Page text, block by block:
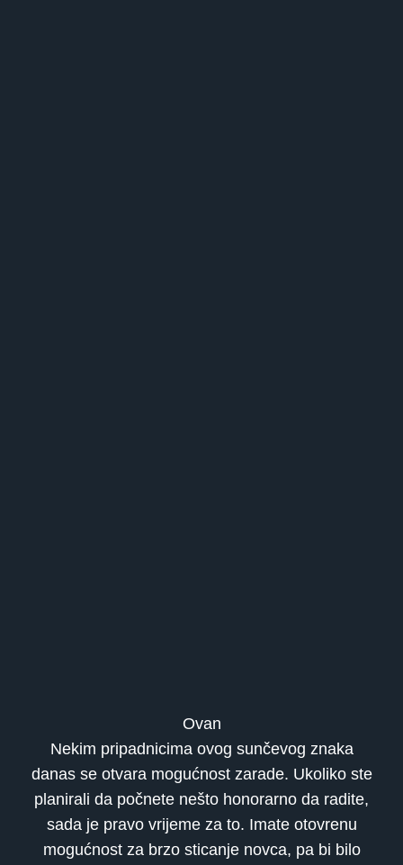
Ovan
Nekim pripadnicima ovog sunčevog znaka
danas se otvara mogućnost zarade. Ukoliko ste
planirali da počnete nešto honorarno da radite,
sada je pravo vrijeme za to. Imate otovrenu
mogućnost za brzo sticanje novca, pa bi bilo